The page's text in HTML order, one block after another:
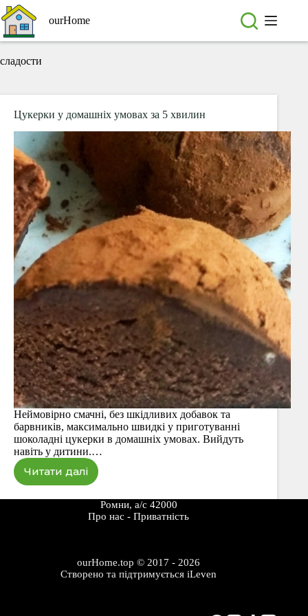
Перейти
до
вмісту
ourHome
сладости
Цукерки у домашніх умовах за 5 хвилин
Неймовірно смачні, без шкідливих добавок та
барвників, максимально швидкі у приготуванні
шоколадні цукерки в домашніх умовах. Вийдуть
навіть у дитини.…
Читати далі
Цукерки
домашніх
умовах
Ромни, а/с 42000
Про наc -Приватність
ourHome.top © 2017 - 2026
Створено та підтримуєтьсяiLeven